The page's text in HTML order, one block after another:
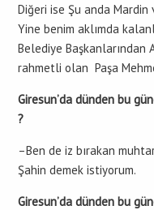
Diğeri ise Şu anda
Yine benim aklımda
Belediye Başkanlarından
rahmetli olan Paşa
Giresun’da dünden bu
?
–Ben de iz bırakan
Şahin demek istiyorum.
Giresun’da dünden bu